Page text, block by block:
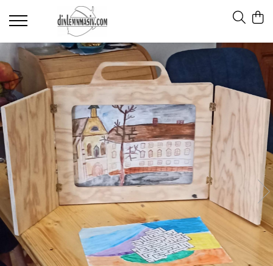
Materiale didactice
Calendarul naturii
Rigle pentru pictat
Teatru japonez